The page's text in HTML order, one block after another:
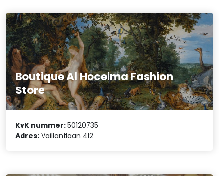
Boutique Al Hoceima Fashion
Store
KvK nummer: 50120735
Adres: Vaillantlaan 412